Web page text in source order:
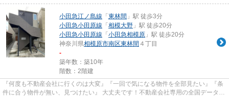
小田急江ノ島線 「 東林間 」駅 徒歩3分
小田急小田原線 「 相模大野 」駅 徒歩20分
小田急小田原線 「 小田急相模原 」駅 徒歩20分
神奈川県相模原市南区東林間 ４丁目
-
築年数：築10年
階数：2階建
『何度も不動産会社に行くのは大変』『一回で気になる物件を全部見たい』『条
件に合う物件が無い、見つけたい』 大丈夫です！不動産会社専用の全国データベ